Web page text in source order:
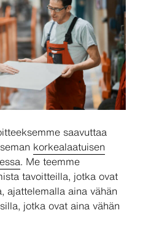
saavuttaa
korkealaatuisen
. Me teemme
tavoitteilla, jotka ovat
ajattelemalla aina vähän
jotka ovat aina vähän